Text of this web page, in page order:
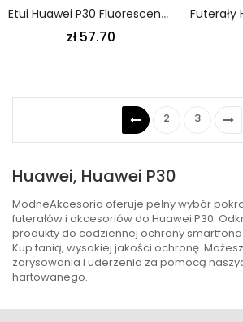
Etui Huawei P30 Fluorescencyjny Niebieski Motyl
zł 57.70
2 3
Huawei, Huawei P30
ModneAkcesoria oferuje pełny wybór
futerałów i akcesoriów do Huawei P30.
produkty do codziennej ochrony
Kup tanią, wysokiej jakości ochronę.
zarysowania i uderzenia za pomocą
hartowanego.